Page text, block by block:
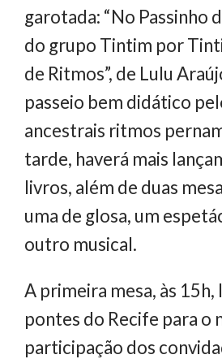
garotada: “No Passinho
do grupo Tintim por
de Ritmos”, de Lulu
passeio bem didático
ancestrais ritmos
tarde, haverá mais
livros, além de duas
uma de glosa, um
outro musical.
A primeira mesa, às 15h,
pontes do Recife para o
participação dos